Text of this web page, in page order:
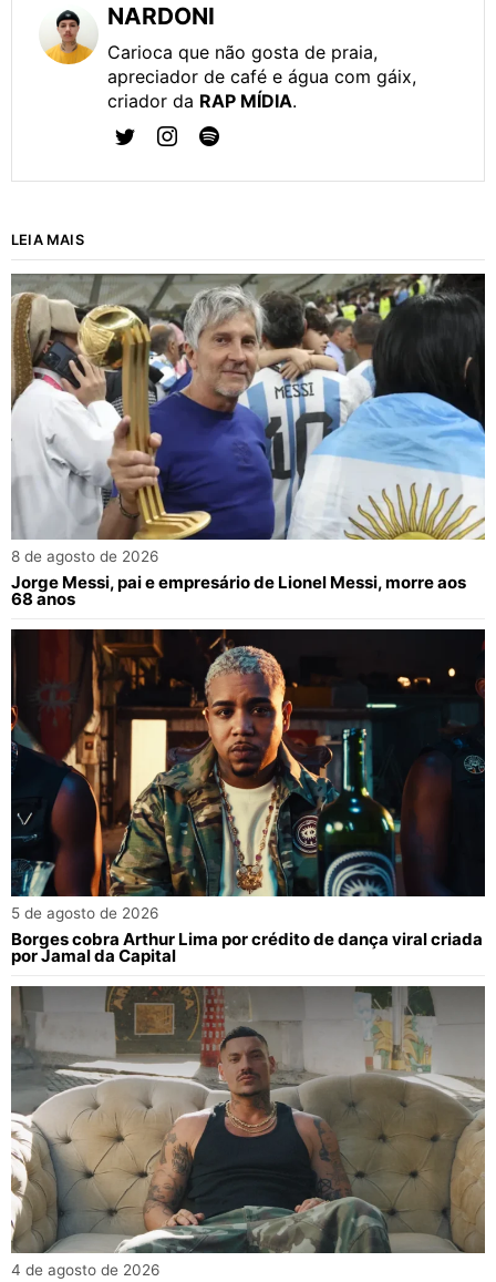
NARDONI
Carioca que não gosta de praia,
apreciador de café e água com gáix,
criador da RAP MÍDIA.
LEIA MAIS
8 de agosto de 2026
Jorge Messi, pai e empresário de Lionel Messi, morre aos
68 anos
5 de agosto de 2026
Borges cobra Arthur Lima por crédito de dança viral criada
por Jamal da Capital
4 de agosto de 2026